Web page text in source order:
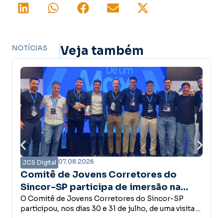
NOTÍCIAS Veja também
Digital 07.08.2026
de Jovens Corretores do
SP participa de imersão na
e conhece estrutura do Grupo
de Jovens Corretores do Sincor-SP
nos dias 30 e 31 de julho, de uma visita ...